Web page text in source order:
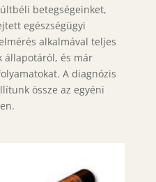
betegségeinket,
egészségügyi
alkalmával teljes
állapotáról, és már
A diagnózis
össze az egyéni